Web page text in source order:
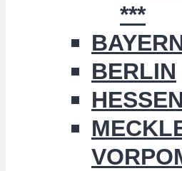
***
BERLIN
HESSEN